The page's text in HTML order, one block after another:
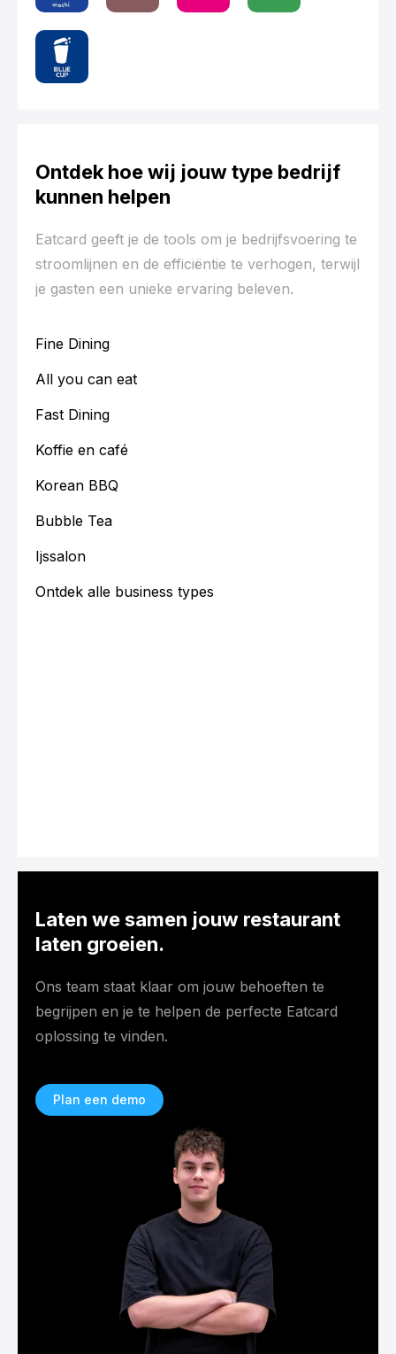
Ontdek hoe wij jouw type bedrijf
kunnen helpen
Eatcard geeft je de tools om je bedrijfsvoering te
stroomlijnen en de efficiëntie te verhogen, terwijl
je gasten een unieke ervaring beleven.
Fine Dining
All you can eat
Fast Dining
Koffie en café
Korean BBQ
Bubble Tea
Ijssalon
Ontdek alle business types
Laten we samen jouw restaurant
laten groeien.
Ons team staat klaar om jouw behoeften te
begrijpen en je te helpen de perfecte Eatcard
oplossing te vinden.
Plan een demo